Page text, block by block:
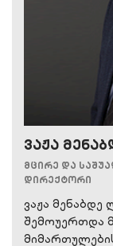
ვაჟა
მცირე და
დირექტორი
ვაჟა
შემოუერთდა